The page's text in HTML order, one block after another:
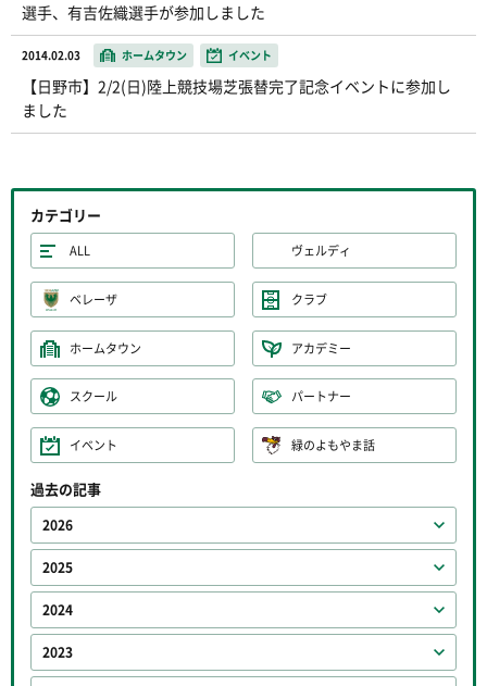
選手、有吉佐織選手が参加しました
2014.02.03 ホームタウン イベント
【日野市】2/2(日)陸上競技場芝張替完了記念イベントに参加し
ました
カテゴリー
ALL ヴェルディ
ベレーザ クラブ
ホームタウン アカデミー
スクール パートナー
イベント 緑のよもやま話
過去の記事
2026
2025
2024
2023